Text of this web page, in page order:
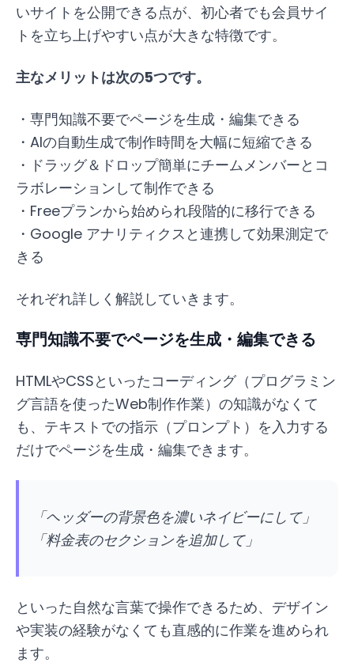
いサイトを公開できる点が、初心者でも会員サイ
トを立ち上げやすい点が大きな特徴です。
主なメリットは次の5つです。
・専門知識不要でページを生成・編集できる
・AIの自動生成で制作時間を大幅に短縮できる
・ドラッグ＆ドロップ簡単にチームメンバーとコ
ラボレーションして制作できる
・Freeプランから始められ段階的に移行できる
・Google アナリティクスと連携して効果測定で
きる
それぞれ詳しく解説していきます。
専門知識不要でページを生成・編集できる
HTMLやCSSといったコーディング（プログラミン
グ言語を使ったWeb制作作業）の知識がなくて
も、テキストでの指示（プロンプト）を入力する
だけでページを生成・編集できます。
「ヘッダーの背景色を濃いネイビーにして」
「料金表のセクションを追加して」
といった自然な言葉で操作できるため、デザイン
や実装の経験がなくても直感的に作業を進められ
ます。